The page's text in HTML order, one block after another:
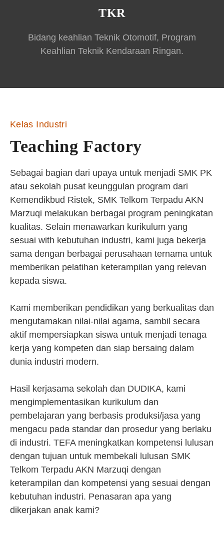
TKR
Bidang keahlian Teknik Otomotif, Program
Keahlian Teknik Kendaraan Ringan.
Kelas Industri
Teaching Factory
Sebagai bagian dari upaya untuk menjadi SMK PK
atau sekolah pusat keunggulan program dari
Kemendikbud Ristek, SMK Telkom Terpadu AKN
Marzuqi melakukan berbagai program peningkatan
kualitas. Selain menawarkan kurikulum yang
sesuai with kebutuhan industri, kami juga bekerja
sama dengan berbagai perusahaan ternama untuk
memberikan pelatihan keterampilan yang relevan
kepada siswa.
Kami memberikan pendidikan yang berkualitas dan
mengutamakan nilai-nilai agama, sambil secara
aktif mempersiapkan siswa untuk menjadi tenaga
kerja yang kompeten dan siap bersaing dalam
dunia industri modern.
Hasil kerjasama sekolah dan DUDIKA, kami
mengimplementasikan kurikulum dan
pembelajaran yang berbasis produksi/jasa yang
mengacu pada standar dan prosedur yang berlaku
di industri. TEFA meningkatkan kompetensi lulusan
dengan tujuan untuk membekali lulusan SMK
Telkom Terpadu AKN Marzuqi dengan
keterampilan dan kompetensi yang sesuai dengan
kebutuhan industri. Penasaran apa yang
dikerjakan anak kami?